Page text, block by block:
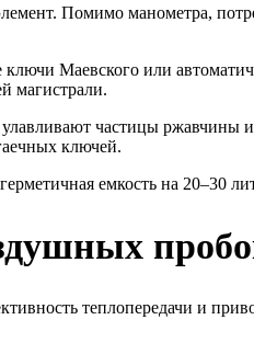
Помимо манометра,
ключи Маевского или
магистрали.
частицы
ключей.
емкость на 20–30
теплопередачи и